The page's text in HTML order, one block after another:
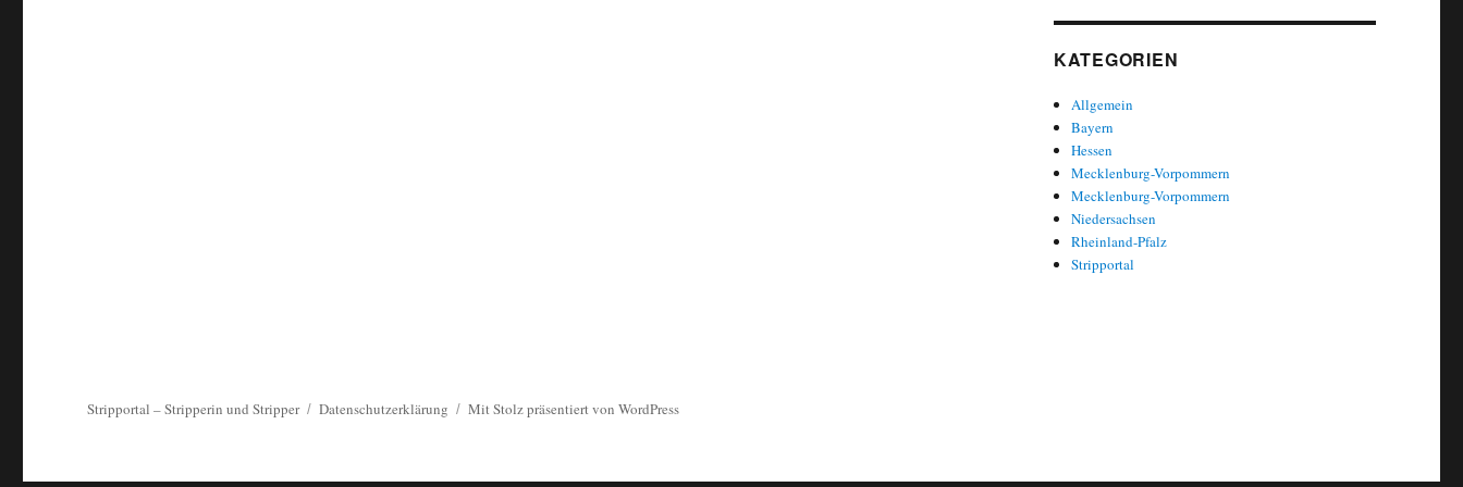
KATEGORIEN
Allgemein
Bayern
Hessen
Mecklenburg-Vorpommern
Mecklenburg-Vorpommern
Niedersachsen
Rheinland-Pfalz
Stripportal
Stripportal – Stripperin und Stripper Datenschutzerklärung Mit Stolz präsentiert von WordPress